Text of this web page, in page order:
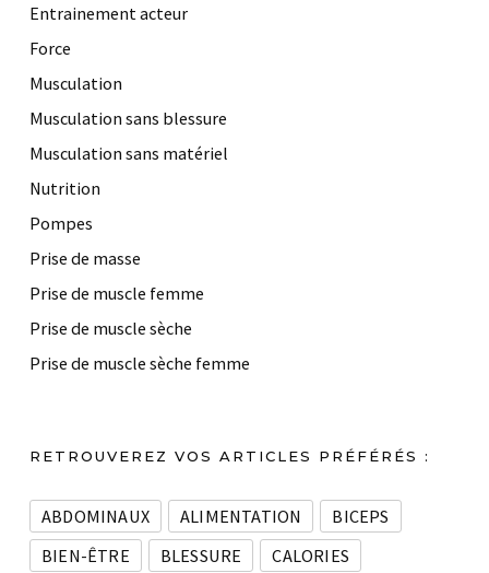
Entrainement acteur
Force
Musculation
Musculation sans blessure
Musculation sans matériel
Nutrition
Pompes
Prise de masse
Prise de muscle femme
Prise de muscle sèche
Prise de muscle sèche femme
RETROUVEREZ VOS ARTICLES PRÉFÉRÉS :
ABDOMINAUX ALIMENTATION
BICEPS
BIEN-ÊTRE
BLESSURE
CALORIES